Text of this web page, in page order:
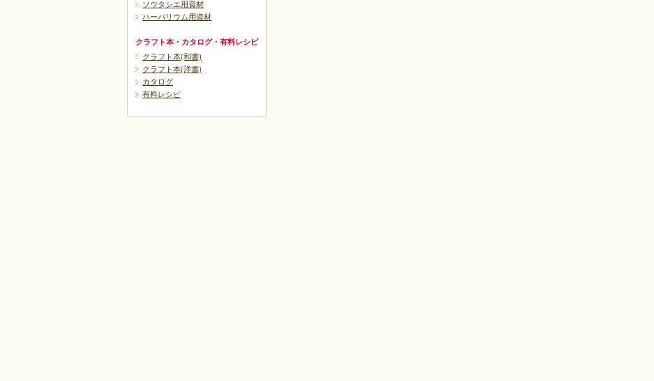
ソウタシエ用資材
ハーバリウム用資材
クラフト本・カタログ・有料レシピ
クラフト本(和書)
クラフト本(洋書)
カタログ
有料レシピ